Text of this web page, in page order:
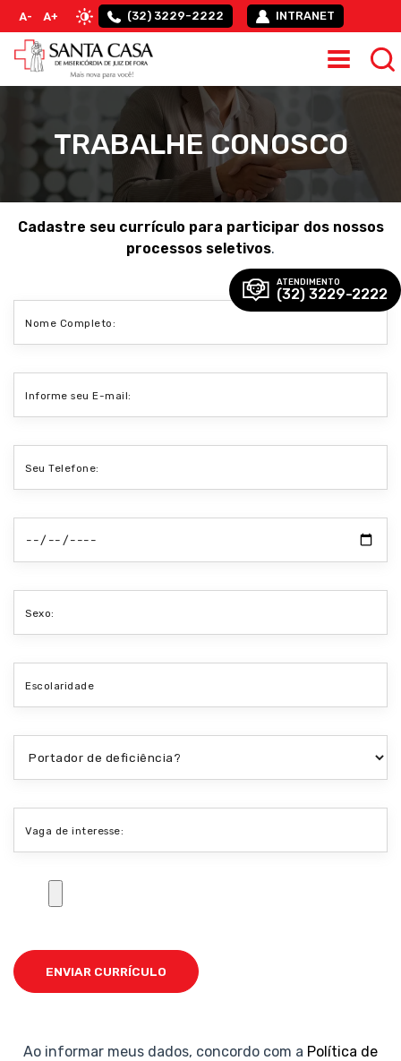
ATENDIMENTO
(32) 3229-2222
A- A+ (32) 3229-2222 INTRANET
TRABALHE CONOSCO
Cadastre seu currículo para participar dos nossos
processos seletivos.
Ao informar meus dados, concordo com a Política de